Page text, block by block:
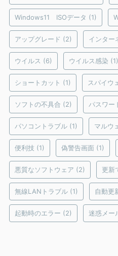
Windows11 ISOデータ (1)
アップグレード (2) インター
ウイルス (6) ウイルス感染 (1)
ショートカット (1) スパイウ
ソフトの不具合 (2) パスワー
パソコントラブル (1) マルウ
便利技 (1) 偽警告画面 (1)
悪質なソフトウェア (2) 更新
無線LANトラブル (1) 自動更
起動時のエラー (2) 迷惑メー